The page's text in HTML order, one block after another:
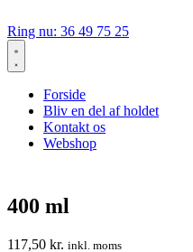
Ring nu: 36 49 75 25
Forside
Bliv en del af holdet
Kontakt os
Webshop
400 ml
117,50 kr. inkl. moms